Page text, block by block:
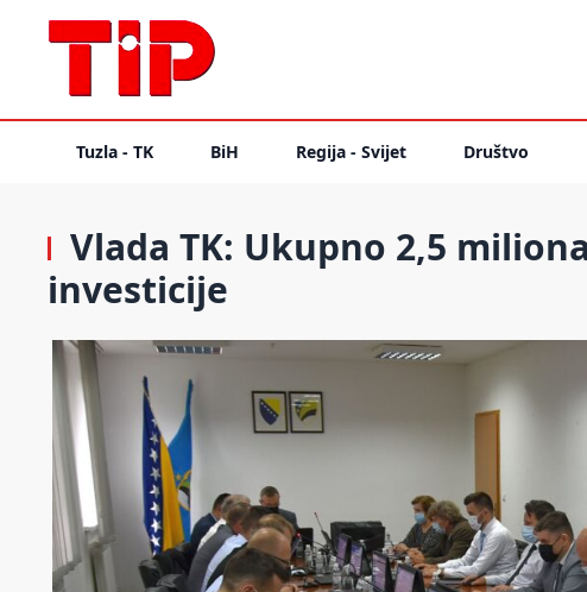
Tuzla - TK BiH Regija - Svijet Društvo
Vlada TK: Ukupno 2,5
investicije